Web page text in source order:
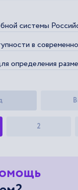
системы
в
определения
2